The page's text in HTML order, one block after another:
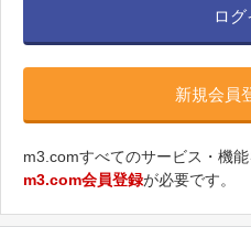
ログ
新規会員
m3.comすべてのサービス・機能
m3.com会員登録が必要です。